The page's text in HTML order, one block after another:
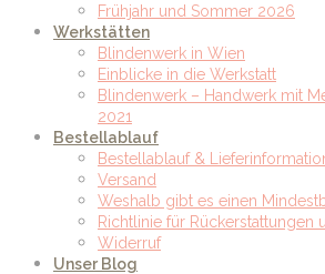
Frühjahr und Sommer 2026
Werkstätten
Blindenwerk in Wien
Einblicke in die Werkstatt
Blindenwerk – Handwerk mit
2021
Bestellablauf
Bestellablauf &
Versand
Weshalb gibt es einen
Richtlinie für Rückerstattungen
Widerruf
Unser Blog